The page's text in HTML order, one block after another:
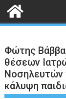
Φώτης
θέσεων
Νοσηλευτών
κάλυψη